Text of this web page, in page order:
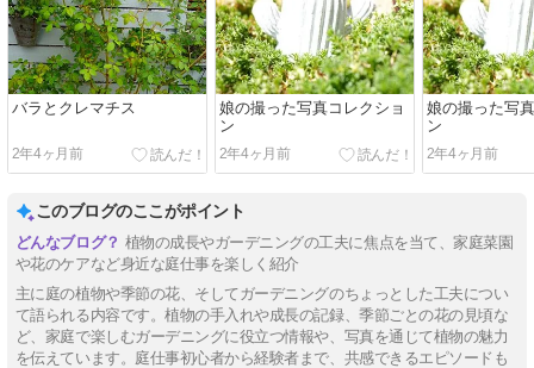
バラとクレマチス
2年4ヶ月前
娘の撮った写真コレクショ
ン
2年4ヶ月前
娘の撮った写
ン
2年4ヶ月前
このブログのここがポイント
植物の成長やガーデニングの工夫に焦点を当て、家庭菜園
や花のケアなど身近な庭仕事を楽しく紹介
主に庭の植物や季節の花、そしてガーデニングのちょっとした工夫につい
て語られる内容です。植物の手入れや成長の記録、季節ごとの花の見頃な
ど、家庭で楽しむガーデニングに役立つ情報や、写真を通じて植物の魅力
を伝えています。庭仕事初心者から経験者まで、共感できるエピソードも